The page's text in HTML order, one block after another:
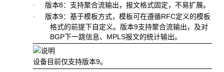
· 版本8：支持聚合流输出，报文格式固定，不易扩展。
· 版本9：基于模板方式，模板可在遵循RFC定义的模板
格式的前提下自定义。版本9支持聚合流输出，及对
BGP下一跳信息、MPLS报文的统计输出。
设备目前仅支持版本9。